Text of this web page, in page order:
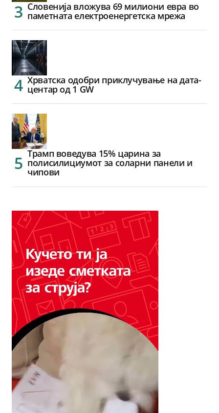
Словенија вложува 69 милиони евра во
паметната електроенергетска мрежа
Хрватска одобри приклучување на дата-
центар од 1 GW
Трамп воведува 15% царина за
полисилициумот за соларни панели и
чипови